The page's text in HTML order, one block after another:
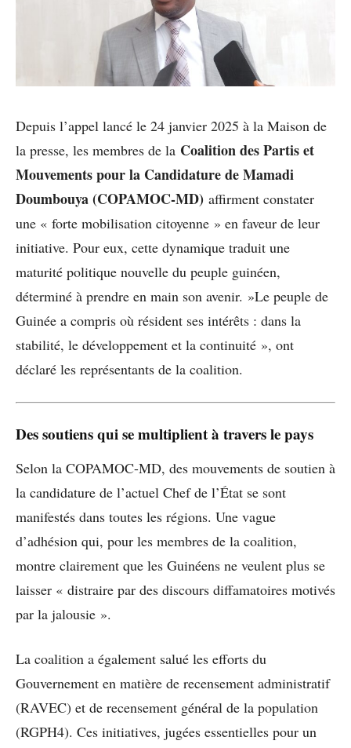
Depuis l’appel lancé le 24 janvier 2025 à la Maison de
la presse, les membres de la Coalition des Partis et
Mouvements pour la Candidature de Mamadi
Doumbouya (COPAMOC-MD) affirment constater
une « forte mobilisation citoyenne » en faveur de leur
initiative. Pour eux, cette dynamique traduit une
maturité politique nouvelle du peuple guinéen,
déterminé à prendre en main son avenir. »Le peuple de
Guinée a compris où résident ses intérêts : dans la
stabilité, le développement et la continuité », ont
déclaré les représentants de la coalition.
Des soutiens qui se multiplient à travers le pays
Selon la COPAMOC-MD, des mouvements de soutien à
la candidature de l’actuel Chef de l’État se sont
manifestés dans toutes les régions. Une vague
d’adhésion qui, pour les membres de la coalition,
montre clairement que les Guinéens ne veulent plus se
laisser « distraire par des discours diffamatoires motivés
par la jalousie ».
La coalition a également salué les efforts du
Gouvernement en matière de recensement administratif
(RAVEC) et de recensement général de la population
(RGPH4). Ces initiatives, jugées essentielles pour un